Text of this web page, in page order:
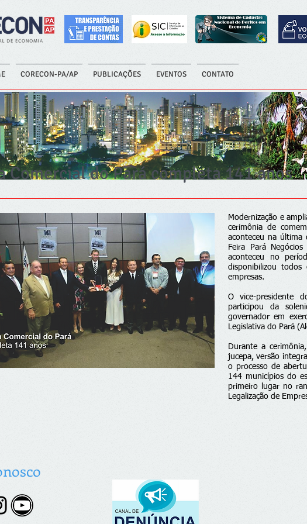
CORECON-PA/AP PUBLICAÇÕES EVENTOS CONTATO
Comercial do Pará completa 141 anos
Modernização e
cerimônia de
aconteceu na última
Feira Pará
aconteceu no
disponibilizou todos
empresas.
O vice-presidente
participou da
governador em
Legislativa do Pará
Durante a
jucepa, versão
o processo de
144 municípios do
primeiro lugar no
Legalização de